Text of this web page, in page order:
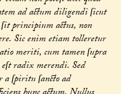
ad actum diligendi ſicut
principium actus, non
Sic enim etiam tolleretur
meriti, cum tamen ſupra
radix merendi. Sed
ſpiritu ſancto ad